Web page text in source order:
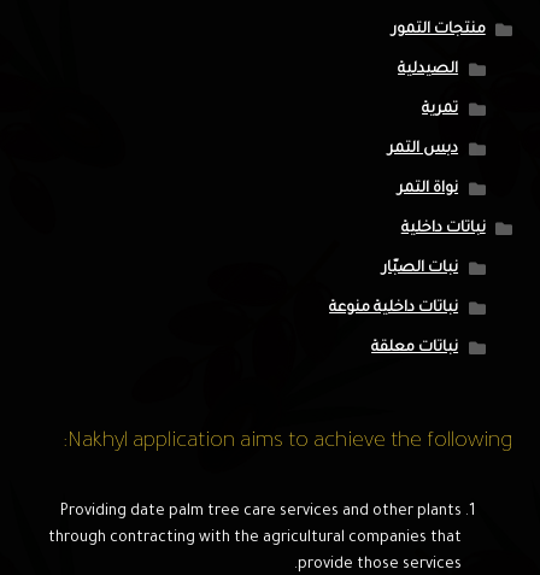
منتجات التمور
الصيدلية
تمرية
دبس التمر
نواة التمر
نباتات داخلية
نبات الصبّار
نباتات داخلية منوعة
نباتات معلقة
Nakhyl application aims to achieve the following:
Providing date palm tree care services and other plants
through contracting with the agricultural companies that
provide those services.